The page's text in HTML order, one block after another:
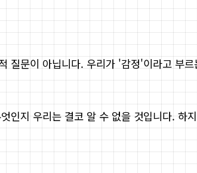
문이 아닙니다. 우리가 '감정'이라고 부
지 우리는 결코 알 수 없을 것입니다. 하